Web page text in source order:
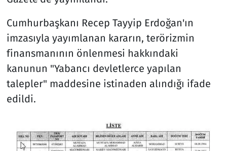
Cumhurbaşkanı Recep Tayyip Erdoğan'ın
imzasıyla yayımlanan kararın, terörizmin
finansmanının önlenmesi hakkındaki
kanunun "Yabancı devletlerce yapılan
talepler" maddesine istinaden alındığı ifade
edildi.